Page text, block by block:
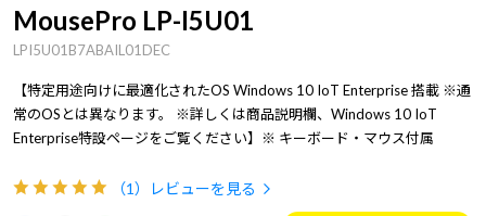
MousePro LP-I5U01
LPI5U01B7ABAIL01DEC
【特定用途向けに最適化されたOS Windows 10 IoT Enterprise 搭載 ※通
常のOSとは異なります。 ※詳しくは商品説明欄、Windows 10 IoT
Enterprise特設ページをご覧ください】※ キーボード・マウス付属
（1） レビューを見る